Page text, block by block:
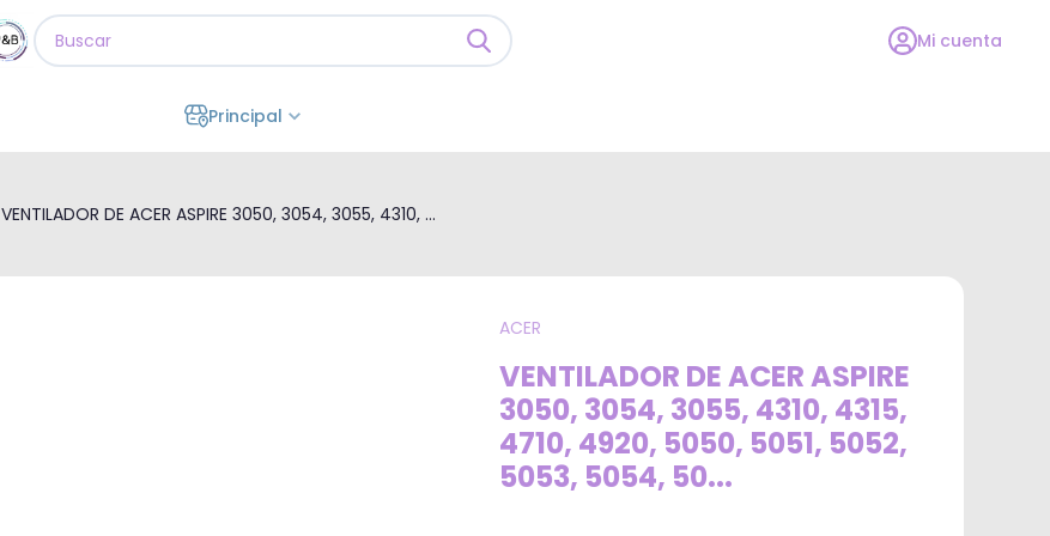
Mi cuenta
Principal
VENTILADOR DE ACER ASPIRE 3050, 3054, 3055, 4310, ...
ACER
VENTILADOR DE ACER ASPIRE
3050, 3054, 3055, 4310, 4315,
4710, 4920, 5050, 5051, 5052,
5053, 5054, 50...